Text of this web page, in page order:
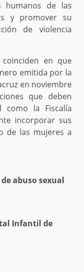
humanos de las
y promover su
de violencia
coinciden en que
emitida por la
en noviembre
que deben
como la Fiscalía
incorporar sus
de las mujeres a
abuso sexual
Infantil de